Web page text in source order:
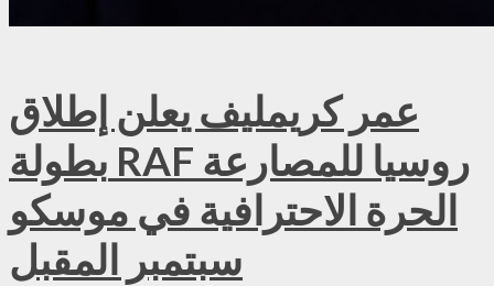
عمر كريمليف يعلن إطلاق
بطولة RAF روسيا للمصارعة
الحرة الاحترافية في موسكو
سبتمبر المقبل